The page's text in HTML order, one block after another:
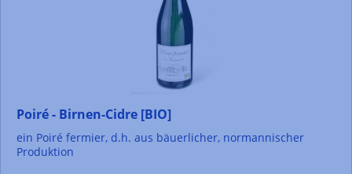
Poiré - Birnen-Cidre [BIO]
ein Poiré fermier, d.h. aus bäuerlicher, normannischer
Produktion